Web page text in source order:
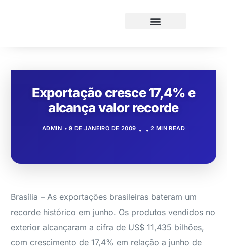
Exportação cresce 17,4% e
alcança valor recorde
ADMIN 9 DE JANEIRO DE 2009 2 MIN READ
Brasília – As exportações brasileiras bateram um
recorde histórico em junho. Os produtos vendidos no
exterior alcançaram a cifra de US$ 11,435 bilhões,
com crescimento de 17,4% em relação a junho de